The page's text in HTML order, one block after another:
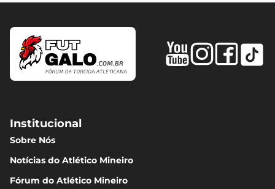
Institucional
Sobre Nós
Notícias do Atlético Mineiro
Fórum do Atlético Mineiro